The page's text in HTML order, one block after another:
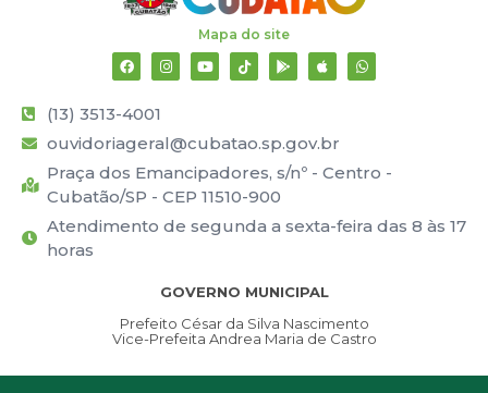
Mapa do site
(13) 3513-4001
ouvidoriageral@cubatao.sp.gov.br
Praça dos Emancipadores, s/nº - Centro -
Cubatão/SP - CEP 11510-900
Atendimento de segunda a sexta-feira das 8 às 17
horas
GOVERNO MUNICIPAL
Prefeito César da Silva Nascimento
Vice-Prefeita Andrea Maria de Castro